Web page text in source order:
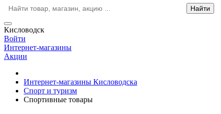
Кисловодск
Войти
Интернет-магазины
Акции
Интернет-магазины Кисловодска
Спорт и туризм
Спортивные товары